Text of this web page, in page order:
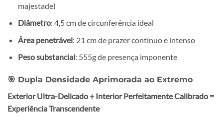
majestade)
Diâmetro: 4,5 cm de circunferência ideal
Área penetrável: 21 cm de prazer contínuo e intenso
Peso substancial: 555g de presença imponente
🎯 Dupla Densidade Aprimorada ao Extremo
Exterior Ultra-Delicado + Interior Perfeitamente Calibrado =
Experiência Transcendente